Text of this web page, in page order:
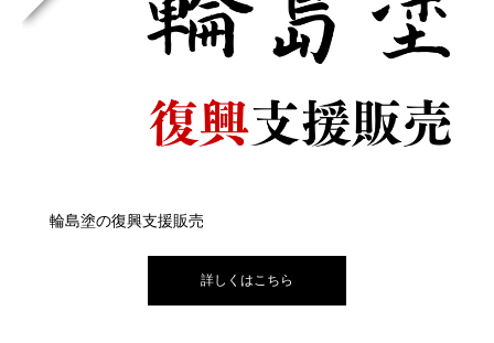
輪島塗の復興支援販売
詳しくはこちら